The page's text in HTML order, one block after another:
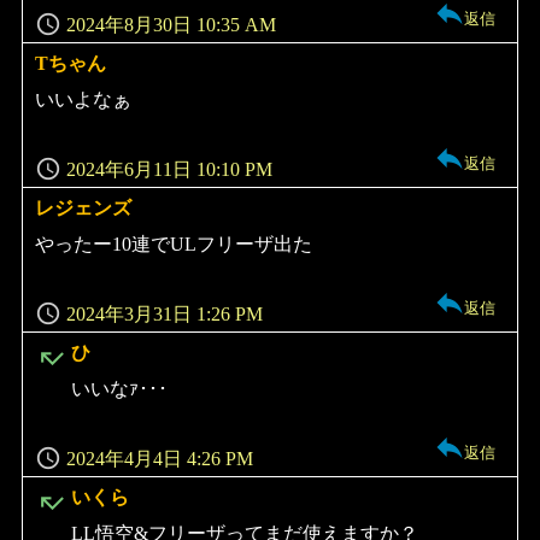
2024年8月30日 10:35 AM 返信
Tちゃん
よ
り:
2024年6月11日 10:10 PM
いいよなぁ
返信
レジェンズ
よ
り:
2024年3月31日 1:26 PM
やったー10連でULフリーザ出た
返信
ひ
よ
2024年4月4日 4:26 PM
いいなｧ･･･
返信
いくら
よ
LL悟空&フリーザってまだ使えますか？